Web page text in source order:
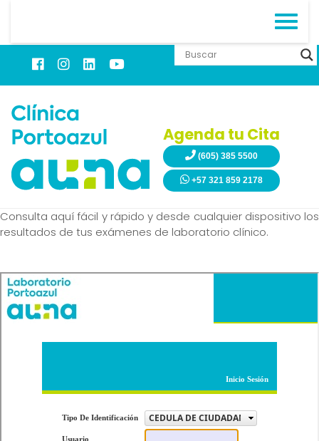
Agenda tu Cita
(605) 385 5500
+57 321 859 2178
Consulta aquí fácil y rápido y desde cualquier dispositivo los
resultados de tus exámenes de laboratorio clínico.